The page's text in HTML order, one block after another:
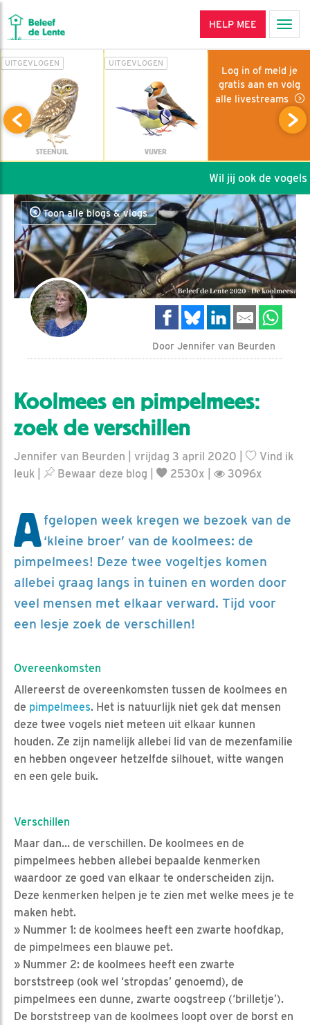
HELP MEE
UITGEVLOGEN
STEENUIL
UITGEVLOGEN
VIJVER
Log in of meld je
gratis aan en volg
alle livestreams
Wil jij ook de vogels
Toon alle blogs & vlogs
Door Jennifer van Beurden
Koolmees en pimpelmees:
zoek de verschillen
Jennifer van Beurden | vrijdag 3 april 2020 |
Vind ik
leuk
Bewaar deze blog 2530x | 3096x
Afgelopen week kregen we bezoek van de
‘kleine broer’ van de koolmees: de
pimpelmees! Deze twee vogeltjes komen
allebei graag langs in tuinen en worden door
veel mensen met elkaar verward. Tijd voor
een lesje zoek de verschillen!
Overeenkomsten
Allereerst de overeenkomsten tussen de koolmees en
de pimpelmees. Het is natuurlijk niet gek dat mensen
deze twee vogels niet meteen uit elkaar kunnen
houden. Ze zijn namelijk allebei lid van de mezenfamilie
en hebben ongeveer hetzelfde silhouet, witte wangen
en een gele buik.
Verschillen
Maar dan… de verschillen. De koolmees en de
pimpelmees hebben allebei bepaalde kenmerken
waardoor ze goed van elkaar te onderscheiden zijn.
Deze kenmerken helpen je te zien met welke mees je te
maken hebt.
» Nummer 1: de koolmees heeft een zwarte hoofdkap,
de pimpelmees een blauwe pet.
» Nummer 2: de koolmees heeft een zwarte
borststreep (ook wel ‘stropdas’ genoemd), de
pimpelmees een dunne, zwarte oogstreep (‘brilletje’).
De borststreep van de koolmees loopt over de borst en